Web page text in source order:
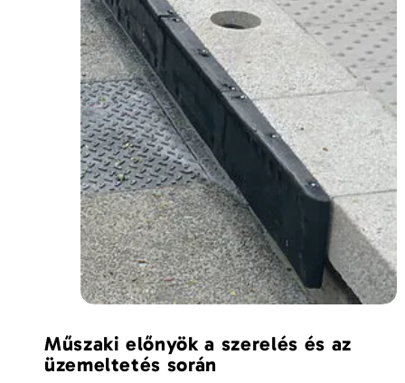
Műszaki előnyök a szerelés és az
üzemeltetés során